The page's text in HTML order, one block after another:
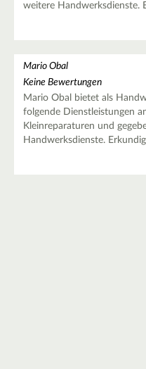
weitere Handwerksdienste.
Mario Obal
Keine Bewertungen
Mario Obal bietet als
folgende Dienstleistungen
Kleinreparaturen und
Handwerksdienste.